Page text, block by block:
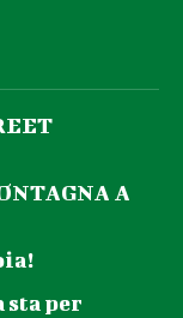
A
sta per